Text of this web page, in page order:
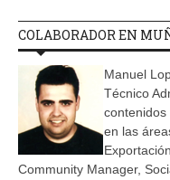
COLABORADOR EN
Manuel
Técnico
contenidos
en las
Community Manager,